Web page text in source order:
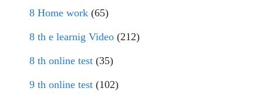
8 Home work (65)
8 th e learnig Video (212)
8 th online test (35)
9 th online test (102)